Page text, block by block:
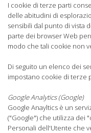
I cookie di terze parti
delle abitudini di
sensibili dal punto di vista
parte dei browser Web
modo che tali cookie non
Di seguito un elenco dei
impostano cookie di terze
Google Analytics (Google)
Google Anayltics è un
("Google") che utilizza dei
Personali dell'Utente che